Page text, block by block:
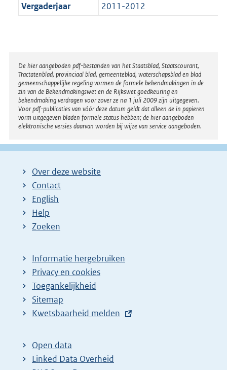
Vergaderjaar
2011-2012
Disclaimer
De hier aangeboden pdf-bestanden van het Staatsblad, Staatscourant,
Tractatenblad, provinciaal blad, gemeenteblad, waterschapsblad en blad
gemeenschappelijke regeling vormen de formele bekendmakingen in de
zin van de Bekendmakingswet en de Rijkswet goedkeuring en
bekendmaking verdragen voor zover ze na 1 juli 2009 zijn uitgegeven.
Voor pdf-publicaties van vóór deze datum geldt dat alleen de in papieren
vorm uitgegeven bladen formele status hebben; de hier aangeboden
elektronische versies daarvan worden bij wijze van service aangeboden.
Over deze website
Contact
English
Help
Zoeken
Informatie hergebruiken
Privacy en cookies
Toegankelijkheid
Sitemap
E
t
e
r
Kwetsbaarheid melden
Open data
Linked Data Overheid